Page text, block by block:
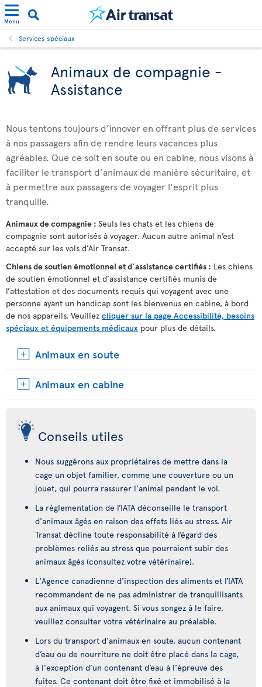
Menu
Services spéciaux
Animaux de compagnie -
Assistance
Nous tentons toujours d’innover en offrant plus de services
à nos passagers afin de rendre leurs vacances plus
agréables. Que ce soit en soute ou en cabine, nous visons à
faciliter le transport d’animaux de manière sécuritaire, et
à permettre aux passagers de voyager l'esprit plus
tranquille.
Animaux de compagnie : Seuls les chats et les chiens de
compagnie sont autorisés à voyager. Aucun autre animal n’est
accepté sur les vols d’Air Transat.
Chiens de soutien émotionnel et d’assistance certifiés : Les chiens
de soutien émotionnel et d’assistance certifiés munis de
l’attestation et des documents requis qui voyagent avec une
personne ayant un handicap sont les bienvenus en cabine, à bord
de nos appareils. Veuillez cliquer sur la page Accessibilité, besoins
spéciaux et équipements médicaux pour plus de détails.
Animaux en soute
Animaux en cabine
Conseils utiles
Nous suggérons aux propriétaires de mettre dans la
cage un objet familier, comme une couverture ou un
jouet, qui pourra rassurer l'animal pendant le vol.
La réglementation de l’IATA déconseille le transport
d'animaux âgés en raison des effets liés au stress. Air
Transat décline toute responsabilité à l’égard des
problèmes reliés au stress que pourraient subir des
animaux âgés (consultez votre vétérinaire).
L'Agence canadienne d'inspection des aliments et l’IATA
recommandent de ne pas administrer de tranquillisants
aux animaux qui voyagent. Si vous songez à le faire,
veuillez consulter votre vétérinaire au préalable.
Lors du transport d'animaux en soute, aucun contenant
d’eau ou de nourriture ne doit être placé dans la cage,
à l'exception d’un contenant d’eau à l'épreuve des
fuites. Ce contenant doit être fixé et immobilisé à la